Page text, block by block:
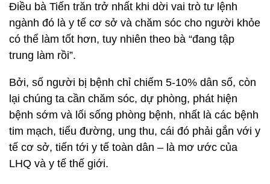
Điều bà Tiến trăn trở nhất khi dời vai trò tư lệnh
ngành đó là y tế cơ sở và chăm sóc cho người khỏe
có thể làm tốt hơn, tuy nhiên theo bà “đang tập
trung làm rồi”.
Bởi, số người bị bệnh chỉ chiếm 5-10% dân số, còn
lại chúng ta cần chăm sóc, dự phòng, phát hiện
bệnh sớm và lối sống phòng bệnh, nhất là các bệnh
tim mạch, tiểu đường, ung thu, cái đó phải gắn với y
tế cơ sở, tiến tới y tế toàn dân – là mơ ước của
LHQ và y tế thế giới.